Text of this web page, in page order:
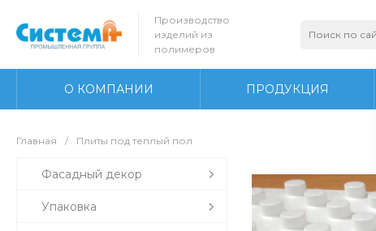
Производство
изделий из
полимеров
О КОМПАНИИ ПРОДУКЦИЯ
Главная / Плиты под теплый пол
Фасадный декор
Упаковка